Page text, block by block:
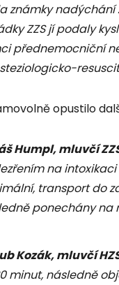
známky
ZZS jí podaly
přednemocniční
opustilo
Humpl, mluvčí
na
transport do
ponechány na
Kozák, mluvčí
minut, následně